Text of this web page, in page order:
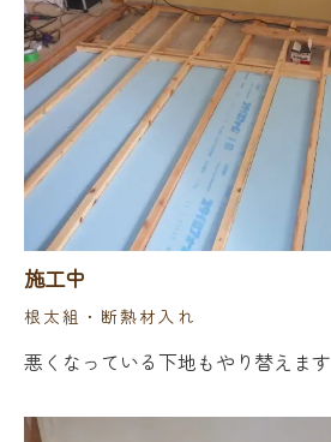
施工中
根太組・断熱材入れ
悪くなっている下地もやり替えます